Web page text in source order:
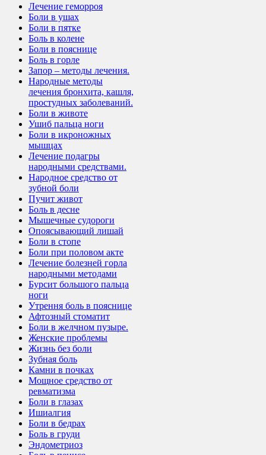
Лечение геморроя
Боли в ушах
Боли в пятке
Боль в колене
Боли в пояснице
Боль в горле
Запор – методы лечения.
Народные методы
лечения бронхита, кашля,
простудных заболеваний.
Боли в животе
Ушиб пальца ноги
Боли в икроножных
мышцах
Лечение подагры
народными средствами.
Народное средство от
зубной боли
Пучит живот
Боль в десне
Мышечные судороги
Опоясывающий лишай
Боли в стопе
Боли при половом акте
Лечение болезней горла
народными методами
Бурсит большого пальца
ноги
Утрення боль в пояснице
Афтозный стоматит
Боли в желчном пузыре.
Женские проблемы
Жизнь без боли
Зубная боль
Камни в почках
Мощное средство от
ревматизма
Боли в глазах
Ишиалгия
Боли в бедрах
Боль в груди
Эндометриоз